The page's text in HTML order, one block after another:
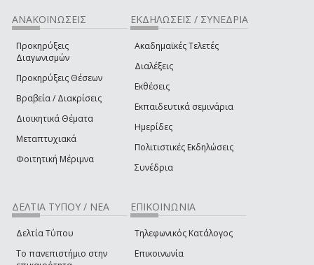
ΑΝΑΚΟΙΝΩΣΕΙΣ
Προκηρύξεις
Διαγωνισμών
Προκηρύξεις Θέσεων
Βραβεία / Διακρίσεις
Διοικητικά Θέματα
Μεταπτυχιακά
Φοιτητική Μέριμνα
ΕΚΔΗΛΩΣΕΙΣ / ΣΥΝΕΔΡΙΑ
Ακαδημαϊκές Τελετές
Διαλέξεις
Εκθέσεις
Εκπαιδευτικά σεμινάρια
Ημερίδες
Πολιτιστικές Εκδηλώσεις
Συνέδρια
ΔΕΛΤΙΑ ΤΥΠΟΥ / ΝΕΑ
Δελτία Τύπου
Το πανεπιστήμιο στην
ΕΠΙΚΟΙΝΩΝΙΑ
Τηλεφωνικός Κατάλογος
Επικοινωνία